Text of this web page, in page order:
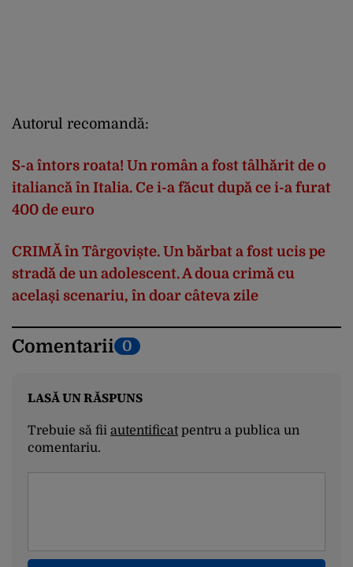
Autorul recomandă:
S-a întors roata! Un român a fost tâlhărit de o
italiancă în Italia. Ce i-a făcut după ce i-a furat
400 de euro
CRIMĂîn Târgoviște. Un bărbat a fost ucis pe
stradă de un adolescent. Adoua crimă cu
același scenariu, în doar câteva zile
Comentarii 0
LASĂ UN RĂSPUNS
Trebuie să fii autentificatpentru a publica un
comentariu.